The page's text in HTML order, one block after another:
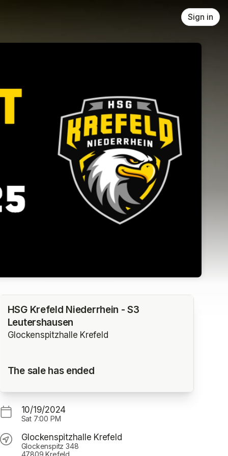
Sign in
HSG Krefeld Niederrhein - S3
Leutershausen
Glockenspitzhalle Krefeld
The sale has ended
10/19/2024
Sat 7:00 PM
Glockenspitzhalle Krefeld
Glockenspitz 348
47809 Krefeld